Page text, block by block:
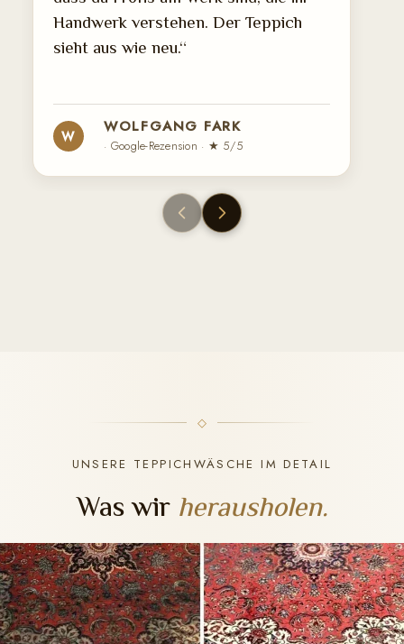
Handwerk verstehen. Der Teppich
sieht aus wie neu.“
W WOLFGANG FARK
· Google-Rezension · ★ 5/5
UNSERE TEPPICHWÄSCHE IM DETAIL
Was wir herausholen.